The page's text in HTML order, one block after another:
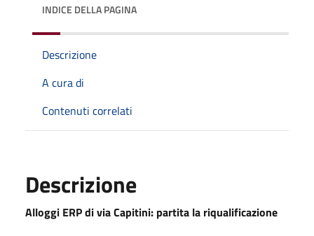
INDICE DELLA PAGINA
Descrizione
A cura di
Contenuti correlati
Descrizione
Alloggi ERP di via Capitini: partita la riqualificazione